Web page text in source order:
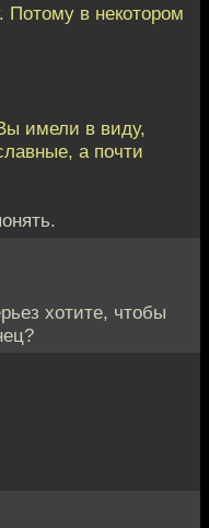
Потому в некотором
имели в виду,
а почти
хотите, чтобы